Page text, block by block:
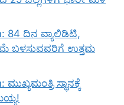
84 ದಿನ ವ್ಯಾಲಿಡಿಟಿ,
ಬಳಸುವವರಿಗೆ ಉತ್ತಮ
ಸ್ಥಾನಕ್ಕೆ